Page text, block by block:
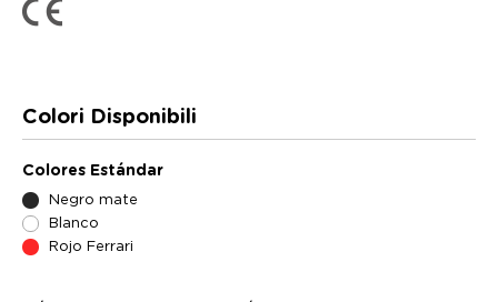
Colori Disponibili
Colores Estándar
Negro mate
Blanco
Rojo Ferrari